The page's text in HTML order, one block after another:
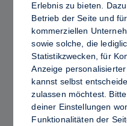
Dewy vs. Oily
Glow für ein
Erlebnis zu bieten.
Betrieb der Seite und
kommerziellen
sowie solche, die
Statistikzwecken, für
Anzeige
kannst selbst
zulassen möchtest.
deiner Einstellungen
Funktionalitäten der